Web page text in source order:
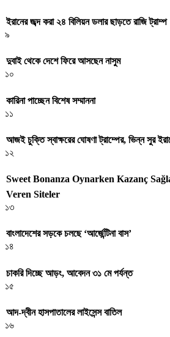
ইরানের জব্দ করা ২৪ বিলিয়ন ডলার ছাড়তে রাজি ট্রাম্প
৯
দুবাই থেকে দেশে ফিরে আসছেন নাসুম
১০
কারিনা পাচ্ছেন বিশেষ সম্মাননা
১১
আজই চুক্তি স্বাক্ষরের ঘোষণা ট্রাম্পের, ভিন্ন সুর
১২
Sweet Bonanza Oynarken Kazanç
Veren Siteler
১৩
বাংলাদেশের সড়কে চলছে ‘আর্জেন্টিনা বাস’
১৪
চাকরি দিচ্ছে আড়ং, আবেদন ৩১ মে পর্যন্ত
১৫
আদ-দ্বীন হাসপাতালের লাইসেন্স বাতিল
১৬